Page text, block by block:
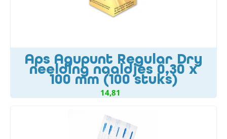
Aps Agupunt Regular Dry
neelding naaldjes 0,30 x
100 mm (100 stuks)
14,81